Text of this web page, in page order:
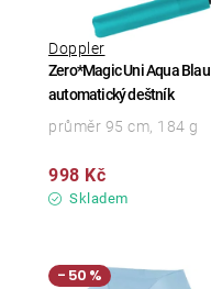
Zero*Magic Uni Aqua Blau
automatický deštník
Doppler
Skladem
998 Kč
průměr 95 cm, 184 g
50 %